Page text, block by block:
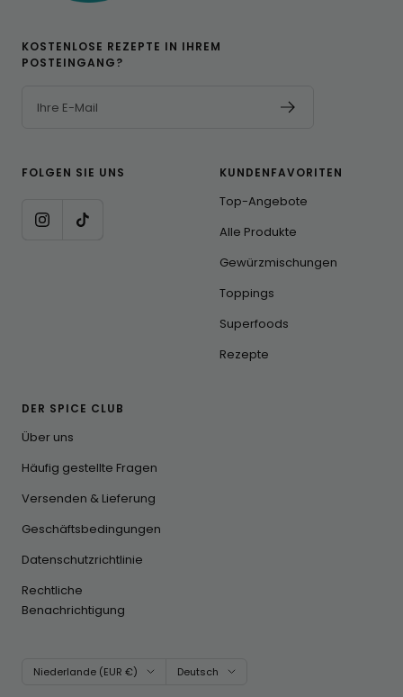
KOSTENLOSE REZEPTE IN IHREM
POSTEINGANG?
Ihre E-Mail
FOLGEN SIE UNS KUNDENFAVORITEN
Top-Angebote
Alle Produkte
Gewürzmischungen
Toppings
Superfoods
Rezepte
DER SPICE CLUB
Über uns
Häufig gestellte Fragen
Versenden & Lieferung
Geschäftsbedingungen
Datenschutzrichtlinie
Rechtliche
Benachrichtigung
Land/Region
Niederlande (EUR €) Sprache
Deutsch